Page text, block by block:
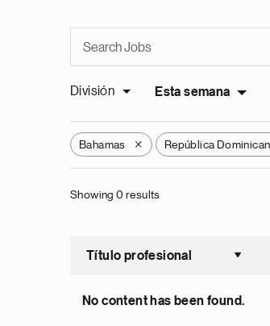
División Esta semana
Bahamas X República
Showing 0 results
Título profesional
No content has been found.